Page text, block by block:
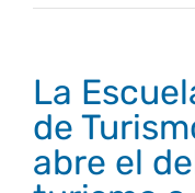
Conócenos
Grado en
La
de
abre el